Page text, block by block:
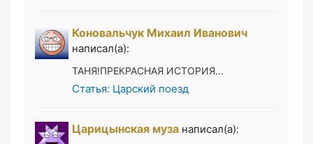
Коновальчук Михаил Иванович
написал(а):
ТАНЯ!ПРЕКРАСНАЯ ИСТОРИЯ...
Статья: Царский поезд
Царицынская муза написал(а):